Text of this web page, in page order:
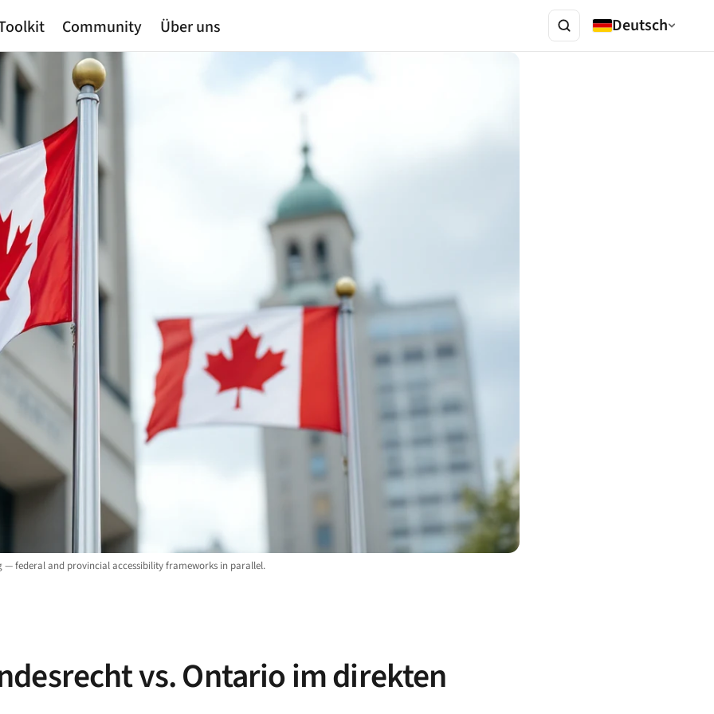
Community Über uns Deutsch
federal and provincial accessibility frameworks in parallel.
vs. Ontario im direkten